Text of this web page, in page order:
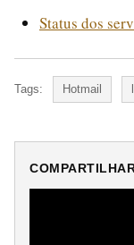
Status dos
Tags: Hotmail